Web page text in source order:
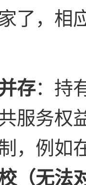
了，相
存：持
服务权
，例如
（无法